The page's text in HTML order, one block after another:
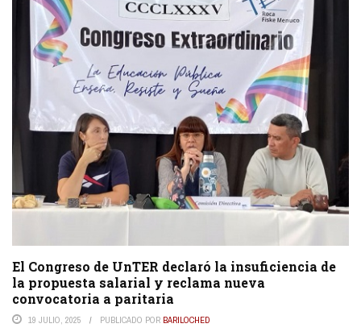
El Congreso de UnTER declaró la insuficiencia de
la propuesta salarial y reclama nueva
convocatoria a paritaria
19 JULIO, 2025 PUBLICADO POR BARILOCHED